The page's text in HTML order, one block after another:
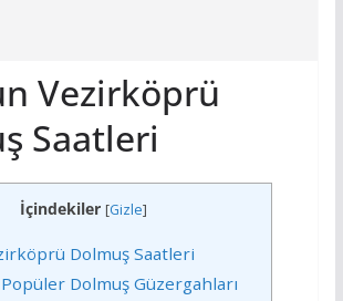
Vezirköprü
Saatleri
İçindekiler [Gizle]
Dolmuş Saatleri
Dolmuş Güzergahları